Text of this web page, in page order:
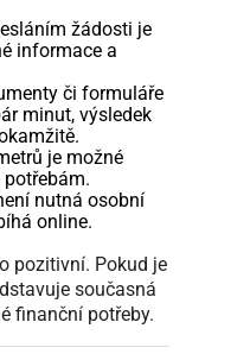
žádosti je
informace a
či formuláře
minut, výsledek
je možné
nutná osobní
online.
pozitivní. Pokud je
současná
finanční potřeby.